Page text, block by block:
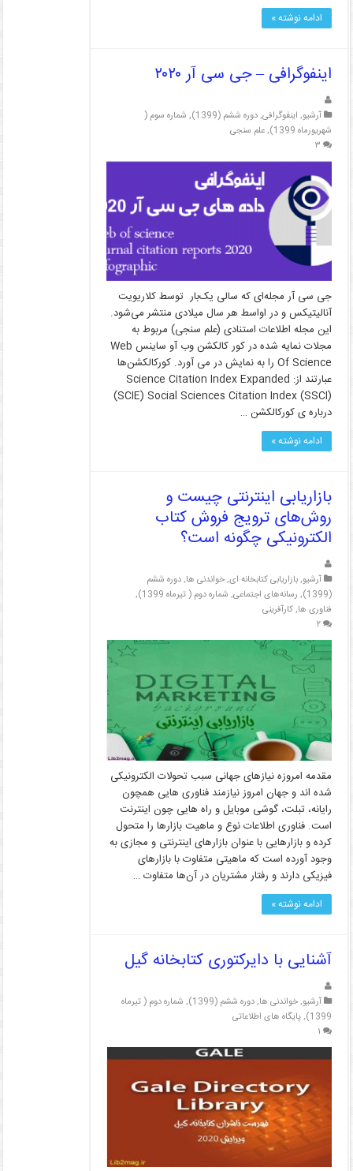
ادامه نوشته »
اینفوگرافی – جی سی آر ۲۰۲۰
آرشیو, اینفوگرافی,دوره ششم (1399) , شماره سوم (
شهریورماه 1399)
,علم سنجی
۳
جی سی آر مجله‌ای که سالی یک‌بار توسط کلاریویت
آنالیتیکس و در اواسط هر سال میلادی منتشر می‌شود.
این مجله اطلاعات استنادی (علم سنجی) مربوط به
مجلات نمایه شده در کور کالکشن وب آو ساینس Web
Of Science را به نمایش در می آورد. کورکالکشن‌ها
عبارتند از: Science Citation Index Expanded
(SCIE) Social Sciences Citation Index (SSCI)
درباره ی کورکالکشن …
ادامه نوشته »
بازاریابی اینترنتی چیست و
روش‌های ترویج فروش کتاب
الکترونیکی چگونه است؟
آرشیو,بازاریابی کتابخانه ای,خواندنی ها,دوره ششم
(1399)
, رسانه‌های اجتماعی, شماره دوم ( تیرماه 1399)
,
فناوری ها,کارآفرینی
۲
مقدمه امروزه نیازهای جهانی سبب تحولات الکترونیکی
شده‏ اند و جهان امروز نیازمند فناوری ‏هایی همچون
رایانه، تبلت، گوشی موبایل و راه‏ هایی چون اینترنت
است. فناوری اطلاعات نوع و ماهیت بازارها را متحول
کرده و بازارهایی با عنوان بازارهای اینترنتی و مجازی به
وجود آورده است که ماهیتی متفاوت با بازارهای
فیزیکی دارند و رفتار مشتریان در آن‌ها متفاوت …
ادامه نوشته »
آشنایی با دایرکتوری کتابخانه گیل
آرشیو,خواندنی ها,دوره ششم (1399) , شماره دوم ( تیرماه
1399)
,پایگاه های اطلاعاتی
۱